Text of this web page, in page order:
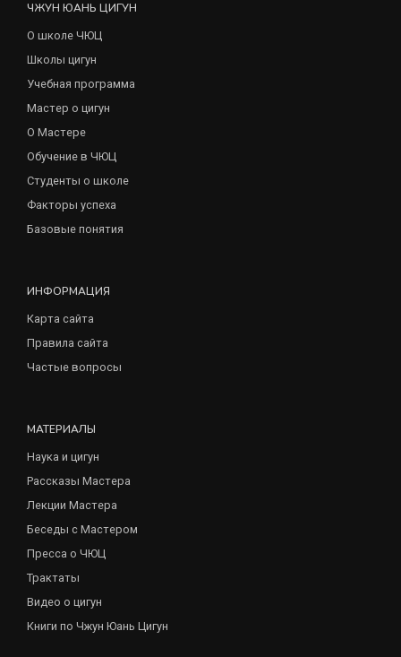
ЧЖУН ЮАНЬ ЦИГУН
О школе ЧЮЦ
Школы цигун
Учебная программа
Мастер о цигун
О Мастере
Обучение в ЧЮЦ
Студенты о школе
Факторы успеха
Базовые понятия
ИНФОРМАЦИЯ
Карта сайта
Правила сайта
Частые вопросы
МАТЕРИАЛЫ
Наука и цигун
Рассказы Мастера
Лекции Мастера
Беседы с Мастером
Пресса о ЧЮЦ
Трактаты
Видео о цигун
Книги по Чжун Юань Цигун